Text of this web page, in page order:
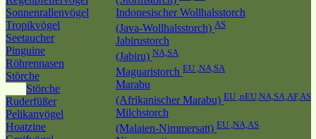
Sonnenrallenvögel
Tropikvögel
Seetaucher
Pinguine
Röhrennasen
Störche
Störche
Ruderfüßer
Pelikanvögel
Hoatzine
Indonesischer Wollhalsstorch
(Java-Wollhalsstorch) AS
Jabirustorch
(Jabiru) NA,SA
Maguaristorch EU ,NA,SA
Marabu
(Afrikanischer Marabu) EU ,nEU,NA,SA,AF,AS
Milchstorch
(Malaien-Nimmersatt) EU ,NA,AS